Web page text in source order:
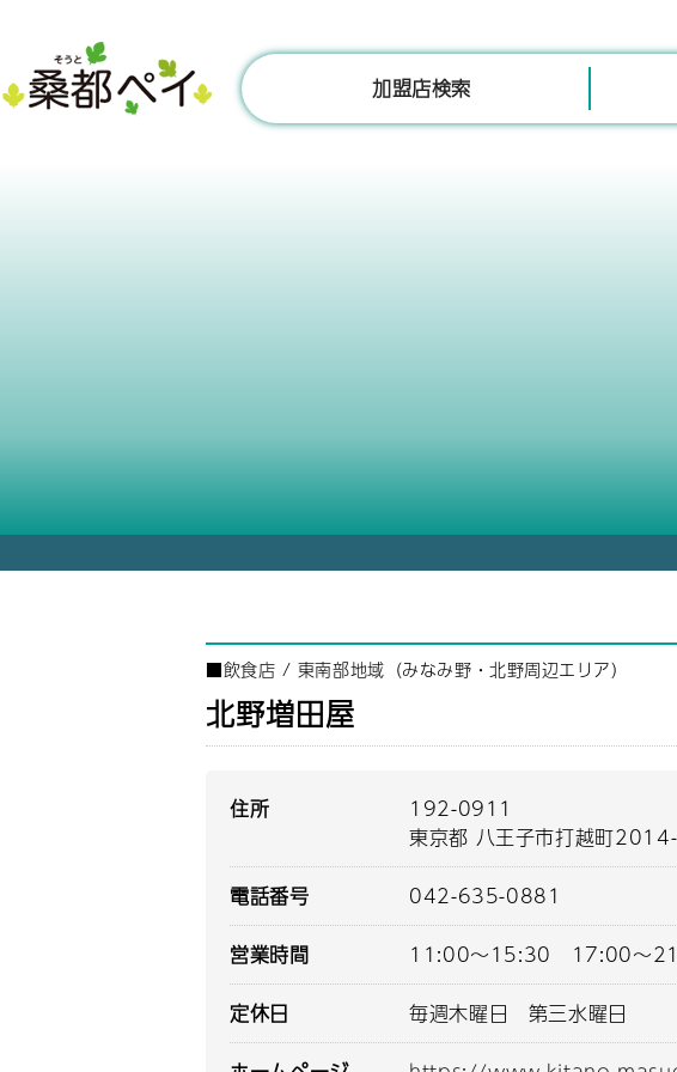
ン
加盟店検索
■飲食店 / 東南部地域（みなみ野・北野周辺エリア）
北野増田屋
住所
192-0911
東京都 八王子市打越町
電話番号
042-635-0881
営業時間
11:00～15:30 17:00～
定休日
毎週木曜日 第三水曜日